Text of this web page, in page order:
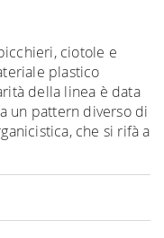
ciotole e
plastico
della linea è data
un pattern diverso di
che si rifà a